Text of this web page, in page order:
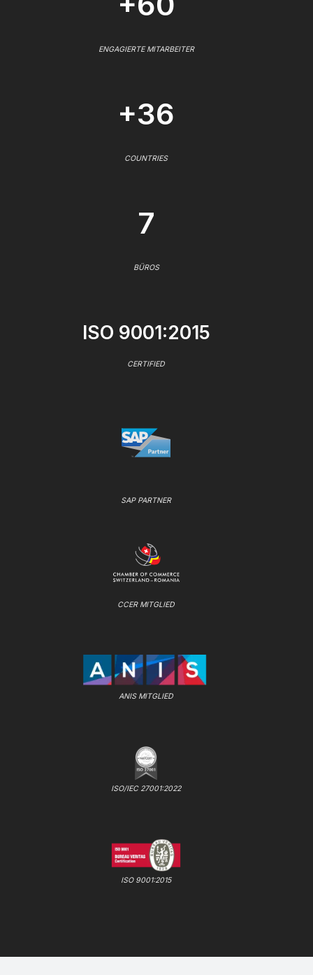
ENGAGIERTE MITARBEITER
+36
COUNTRIES
7
BÜROS
ISO 9001:2015
CERTIFIED
SAP PARTNER
CCER MITGLIED
ANIS MITGLIED
ISO/IEC 27001:2022
ISO 9001:2015